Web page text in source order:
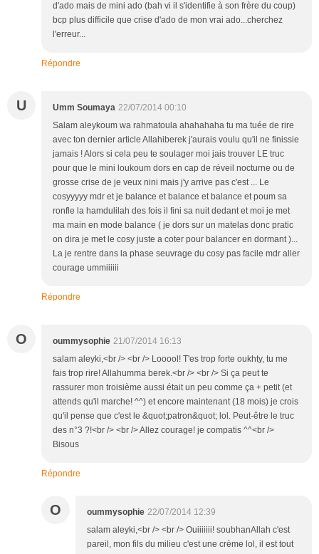
d'ado mais de mini ado (bah vi il s'identifie à son frère du coup)
bcp plus difficile que crise d'ado de mon vrai ado...cherchez
l'erreur...
Répondre
U Umm Soumaya 22/07/2014 00:10
Salam aleykoum wa rahmatoula ahahahaha tu ma tuée de rire
avec ton dernier article Allahiberek j'aurais voulu qu'il ne finissie
jamais ! Alors si cela peu te soulager moi jais trouver LE truc
pour que le mini loukoum dors en cap de réveil nocturne ou de
grosse crise de je veux nini mais j'y arrive pas c'est ... Le
cosyyyyy mdr et je balance et balance et balance et poum sa
ronfle la hamdulilah des fois il fini sa nuit dedant et moi je met
ma main en mode balance ( je dors sur un matelas donc pratic
on dira je met le cosy juste a coter pour balancer en dormant )...
La je rentre dans la phase seuvrage du cosy pas facile mdr aller
courage ummiiiiii
Répondre
O oummysophie 21/07/2014 16:13
salam aleyki,<br /> <br /> Looool! T'es trop forte oukhty, tu me
fais trop rire! Allahumma berek.<br /> <br /> Si ça peut te
rassurer mon troisième aussi était un peu comme ça + petit (et
attends qu'il marche! ^^) et encore maintenant (18 mois) je crois
qu'il pense que c'est le &quot;patron&quot; lol. Peut-être le truc
des n°3 ?!<br /> <br /> Allez courage! je compatis ^^<br />
Bisous
Répondre
O oummysophie 22/07/2014 12:39
salam aleyki,<br /> <br /> Ouiiiiiii! soubhanAllah c'est
pareil, mon fils du milieu c'est une crème lol, il est tout